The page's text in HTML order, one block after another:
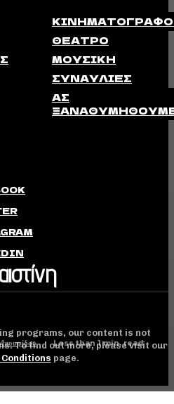
Less than 1min. read
ΘΈΑΤΡΟ
ΜΟΥΣΙΚΉ
ΣΥΝΑΥΛΊΕΣ
ΑΣ
programs, our content is not
To find out more, please visit our
page.